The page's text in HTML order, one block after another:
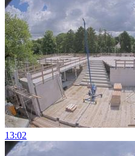
13:02